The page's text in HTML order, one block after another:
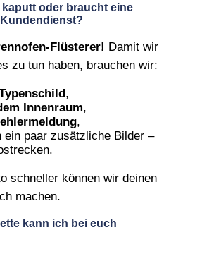
oder braucht eine
Damit wir
zu tun haben, brauchen wir:
,
Innenraum,
,
ein paar zusätzliche Bilder –
schneller können wir deinen
machen.
kann ich bei euch